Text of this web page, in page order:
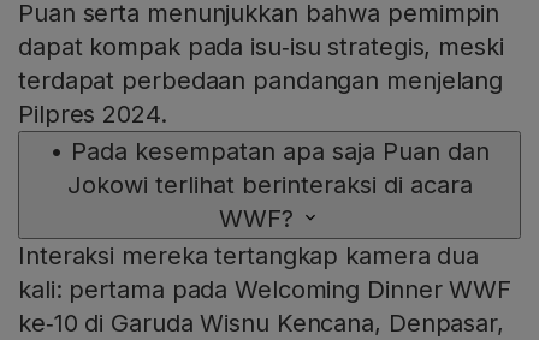
Puan serta menunjukkan bahwa pemimpin
dapat kompak pada isu‑isu strategis, meski
terdapat perbedaan pandangan menjelang
Pilpres 2024.
• Pada kesempatan apa saja Puan dan
Jokowi terlihat berinteraksi di acara
WWF?
Interaksi mereka tertangkap kamera dua
kali: pertama pada Welcoming Dinner WWF
ke‑10 di Garuda Wisnu Kencana, Denpasar,